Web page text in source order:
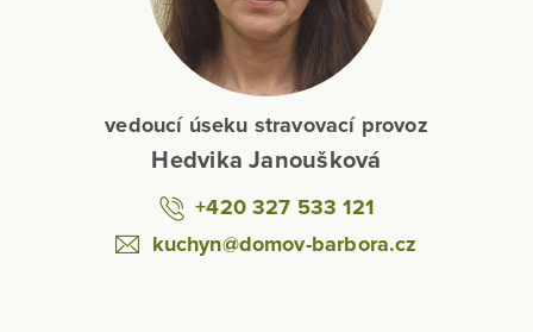
vedoucí úseku stravovací provoz
Hedvika Janoušková
+420 327 533 121
kuchyn@domov-barbora.cz